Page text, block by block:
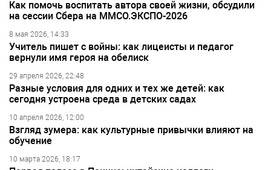
Как помочь воспитать автора своей жизни, обсудили
на сессии Сбера на ММСО.ЭКСПО-2026
8 мая 2026, 14:33
Учитель пишет с войны: как лицеисты и педагог
вернули имя героя на обелиск
29 апреля 2026, 22:48
Разные условия для одних и тех же детей: как
сегодня устроена среда в детских садах
10 апреля 2026, 12:00
Взгляд зумера: как культурные привычки влияют на
обучение
10 марта 2026, 18:17